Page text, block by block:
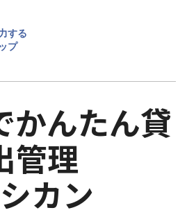
する
プ
かんたん貸
管理
カン